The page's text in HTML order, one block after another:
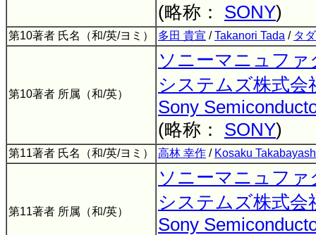
(略称： SONY)
第10著者 氏名（和/英/ヨミ） 多田 貴宣 /Takanori Tada / タ
第10著者 所属（和/英）
ソニーマニュフ
システムズ株式会
Sony
(略称： SONY)
第11著者 氏名（和/英/ヨミ） 高林 幸作 / Kosaku
第11著者 所属（和/英）
ソニーマニュフ
システムズ株式会
Sony